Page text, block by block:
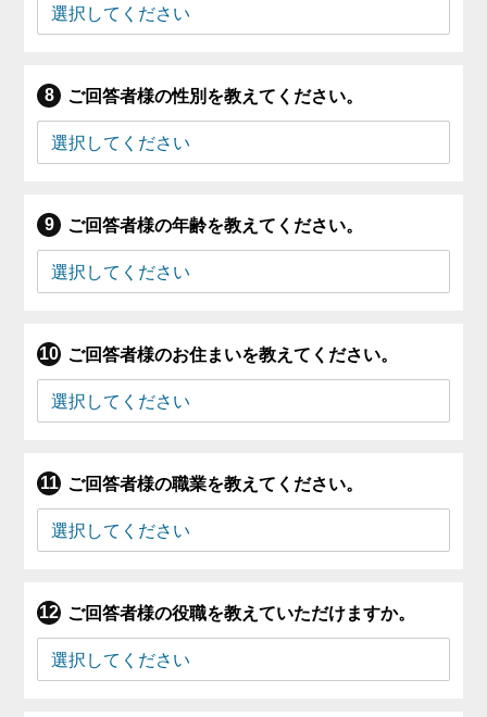
ご回答者様の性別を教えてください。
ご回答者様の年齢を教えてください。
ご回答者様のお住まいを教えてください。
ご回答者様の職業を教えてください。
ご回答者様の役職を教えていただけますか。